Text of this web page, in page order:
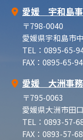
愛媛 宇和島
〒798-0040
愛媛県宇和島市
TEL：0895-65-
FAX：0895-65-
愛媛 大洲事
〒795-0063
愛媛県大洲市田
TEL：0893-57-
FAX：0893-57-